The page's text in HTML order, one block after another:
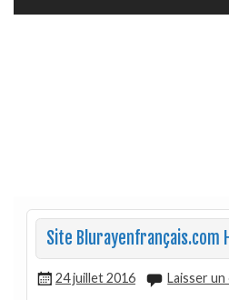
Site Blurayenfrançais.com
24 juillet 2016 Laisser